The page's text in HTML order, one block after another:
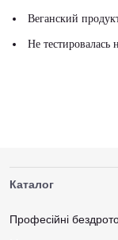
Веганский
Не тестировалась
Каталог
Професійні